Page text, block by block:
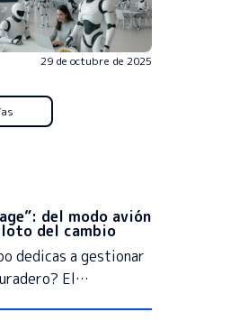
29 de octubre de 2025
del modo avión
del cambio
dedicas a gestionar
El…